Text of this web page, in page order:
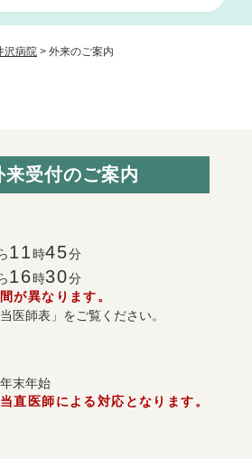
沢病院 > 外来のご案内
来受付のご案内
11時45分
16時30分
が異なります。
医師表」をご覧ください。
末年始
直医師による対応となります。